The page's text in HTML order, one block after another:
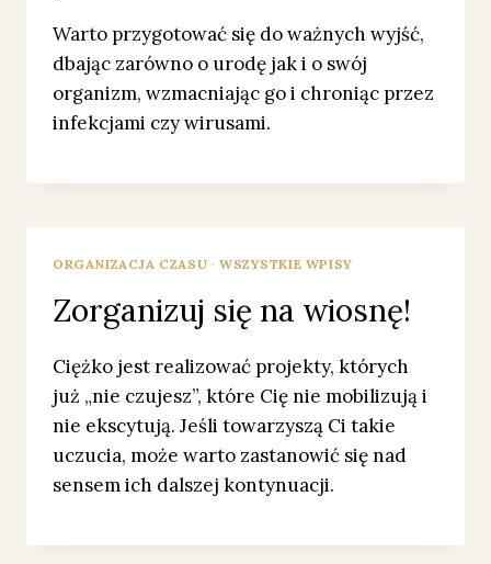
Warto przygotować się do ważnych wyjść,
dbając zarówno o urodę jak i o swój
organizm, wzmacniając go i chroniąc przez
infekcjami czy wirusami.
ORGANIZACJA CZASU · WSZYSTKIE WPISY
Zorganizuj się na wiosnę!
Ciężko jest realizować projekty, których
już „nie czujesz”, które Cię nie mobilizują i
nie ekscytują. Jeśli towarzyszą Ci takie
uczucia, może warto zastanowić się nad
sensem ich dalszej kontynuacji.